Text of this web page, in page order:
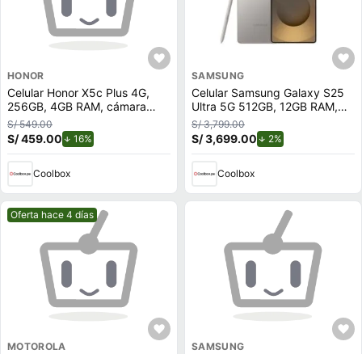
HONOR
Celular Honor X5c Plus 4G,
256GB, 4GB RAM, cámara
trasera 50MP y frontal 5MP,
6.74"", cyan
S/ 549.00
S/ 459.00 16%
Coolbox
SAMSUNG
Celular Samsung Galaxy S25
Ultra 5G 512GB, 12GB RAM,
cámara trasera 200MP y
frontal 12MP, pantalla 6.9"",
titanium gray
S/ 3,799.00
S/ 3,699.00 2%
Coolbox
Mejor precio.
Oferta hace 4 días
MOTOROLA SAMSUNG